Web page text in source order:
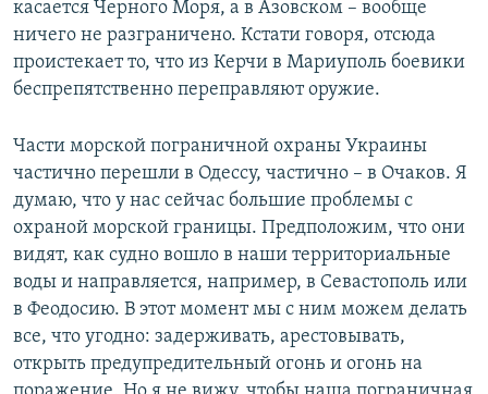
касается Черного Моря, а в Азовском – вообще
ничего не разграничено. Кстати говоря, отсюда
проистекает то, что из Керчи в Мариуполь боевики
беспрепятственно переправляют оружие.
Части морской пограничной охраны Украины
частично перешли в Одессу, частично – в Очаков. Я
думаю, что у нас сейчас большие проблемы с
охраной морской границы. Предположим, что они
видят, как судно вошло в наши территориальные
воды и направляется, например, в Севастополь или
в Феодосию. В этот момент мы с ним можем делать
все, что угодно: задерживать, арестовывать,
открыть предупредительный огонь и огонь на